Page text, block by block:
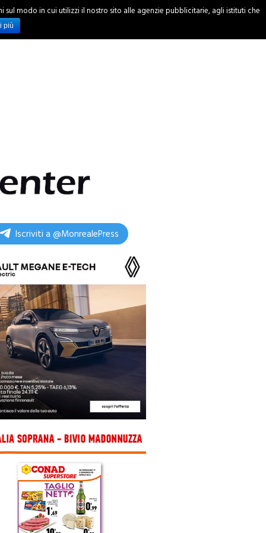
INCHIESTE
Iscriviti a @MonrealePress
modo in cui utilizzi il nostro sito alle agenzie pubblicitarie, agli istituti che
più